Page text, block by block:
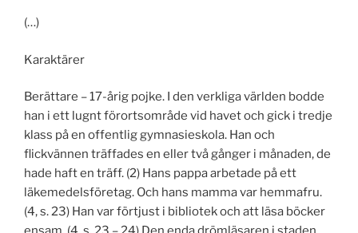
(…)
Karaktärer
Berättare – 17-årig pojke. I den verkliga världen bodde
han i ett lugnt förortsområde vid havet och gick i tredje
klass på en offentlig gymnasieskola. Han och
flickvännen träffades en eller två gånger i månaden, de
hade haft en träff. (2) Hans pappa arbetade på ett
läkemedelsföretag. Och hans mamma var hemmafru.
(4, s. 23) Han var förtjust i bibliotek och att läsa böcker